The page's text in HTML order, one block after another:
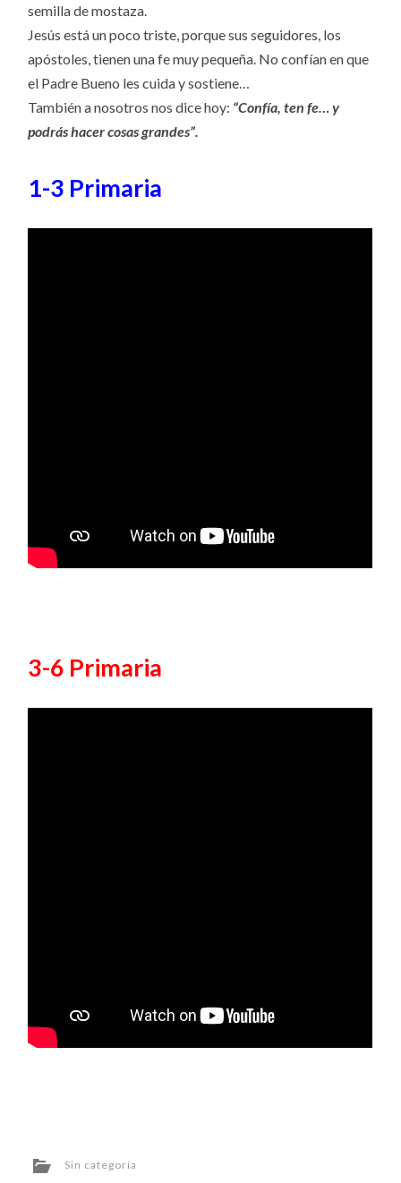
semilla de mostaza.
Jesús está un poco triste, porque sus seguidores, los
apóstoles, tienen una fe muy pequeña. No confían en que
el Padre Bueno les cuida y sostiene…
También a nosotros nos dice hoy: “Confía, ten fe… y
podrás hacer cosas grandes”.
1-3 Primaria
3-6 Primaria
Sin categoría